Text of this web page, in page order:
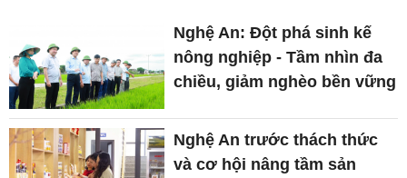
Nghệ An: Đột phá sinh kế
nông nghiệp - Tầm nhìn đa
chiều, giảm nghèo bền vững
Nghệ An trước thách thức
và cơ hội nâng tầm sản